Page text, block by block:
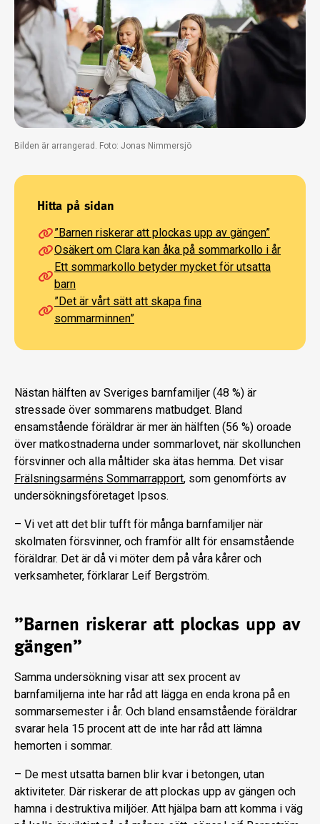
Bilden är arrangerad. Foto: Jonas Nimmersjö
Hitta på sidan
”Barnen riskerar att plockas upp av gängen”
Osäkert om Clara kan åka på sommarkollo i år
Ett sommarkollo betyder mycket för utsatta
barn
”Det är vårt sätt att skapa fina
sommarminnen”
Nästan hälften av Sveriges barnfamiljer (48 %) är
stressade över sommarens matbudget. Bland
ensamstående föräldrar är mer än hälften (56 %) oroade
över matkostnaderna under sommarlovet, när skollunchen
försvinner och alla måltider ska ätas hemma. Det visar
Frälsningsarméns Sommarrapport, som genomförts av
undersökningsföretaget Ipsos.
– Vi vet att det blir tufft för många barnfamiljer när
skolmaten försvinner, och framför allt för ensamstående
föräldrar. Det är då vi möter dem på våra kårer och
verksamheter, förklarar Leif Bergström.
”Barnen riskerar att plockas upp av
gängen”
Samma undersökning visar att sex procent av
barnfamiljerna inte har råd att lägga en enda krona på en
sommarsemester i år. Och bland ensamstående föräldrar
svarar hela 15 procent att de inte har råd att lämna
hemorten i sommar.
– De mest utsatta barnen blir kvar i betongen, utan
aktiviteter. Där riskerar de att plockas upp av gängen och
hamna i destruktiva miljöer. Att hjälpa barn att komma i väg